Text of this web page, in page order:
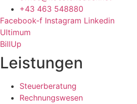
+43 463 548880
Facebook-f Instagram Linkedin
Ultimum
BillUp
Leistungen
Steuerberatung
Rechnungswesen